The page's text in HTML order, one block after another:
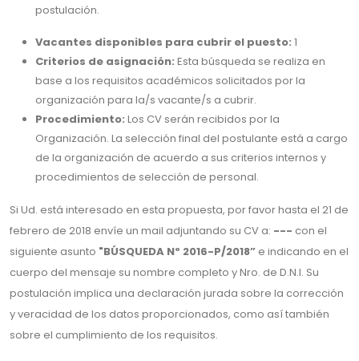
postulación.
Vacantes disponibles para cubrir el puesto: 1
Criterios de asignación: Esta búsqueda se realiza en
base a los requisitos académicos solicitados por la
organización para la/s vacante/s a cubrir.
Procedimiento: Los CV serán recibidos por la
Organización. La selección final del postulante está a cargo
de la organización de acuerdo a sus criterios internos y
procedimientos de selección de personal.
Si Ud. está interesado en esta propuesta, por favor hasta el 21 de
febrero de 2018 envíe un mail adjuntando su CV a: --- con el
siguiente asunto "BÚSQUEDA Nº 2016-P/2018” e indicando en el
cuerpo del mensaje su nombre completo y Nro. de D.N.I. Su
postulación implica una declaración jurada sobre la corrección
y veracidad de los datos proporcionados, como así también
sobre el cumplimiento de los requisitos.